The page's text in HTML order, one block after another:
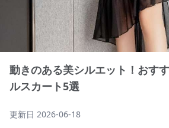
動きのある美シルエット！おす
ルスカート5選
更新日 2026-06-18